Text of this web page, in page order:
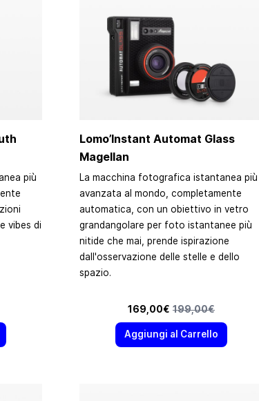
più
vibes di
Lomo’Instant Automat Glass
Magellan
La macchina fotografica istantanea più
avanzata al mondo, completamente
automatica, con un obiettivo in vetro
grandangolare per foto istantanee più
nitide che mai, prende ispirazione
dall'osservazione delle stelle e dello
spazio.
Prezzo speciale
169,00€ Prezzo predefinito
199,00€
Aggiungi al Carrello